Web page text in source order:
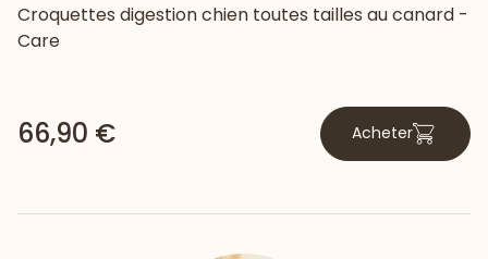
Croquettes digestion chien toutes tailles au canard -
Care
66,90 € Acheter